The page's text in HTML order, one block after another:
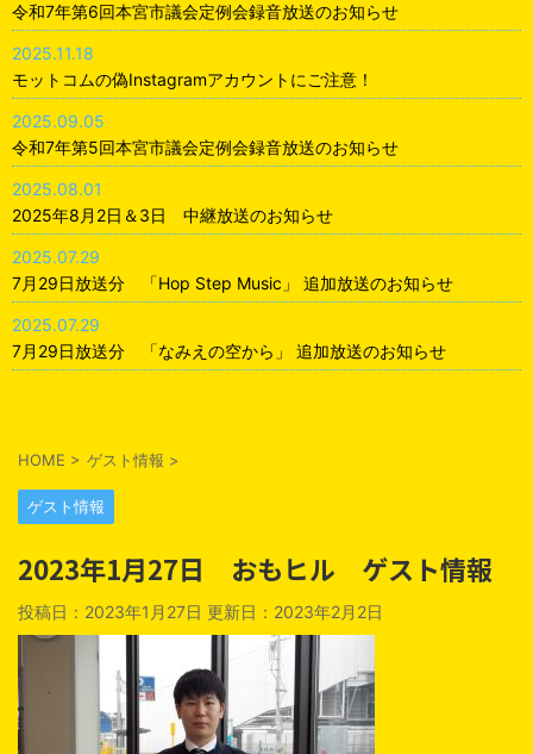
令和7年第6回本宮市議会定例会録音放送のお知らせ
2025.11.18
モットコムの偽Instagramアカウントにご注意！
2025.09.05
令和7年第5回本宮市議会定例会録音放送のお知らせ
2025.08.01
2025年8月2日＆3日 中継放送のお知らせ
2025.07.29
7月29日放送分 「Hop Step Music」 追加放送のお知らせ
2025.07.29
7月29日放送分 「なみえの空から」 追加放送のお知らせ
HOME > ゲスト情報 >
ゲスト情報
2023年1月27日 おもヒル ゲスト情報
投稿日：2023年1月27日 更新日： 2023年2月2日